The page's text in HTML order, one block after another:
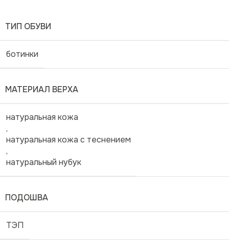
ТИП ОБУВИ
ботинки
МАТЕРИАЛ ВЕРХА
натуральная кожа
,
натуральная кожа с теснением
,
натуральный нубук
ПОДОШВА
ТЭП